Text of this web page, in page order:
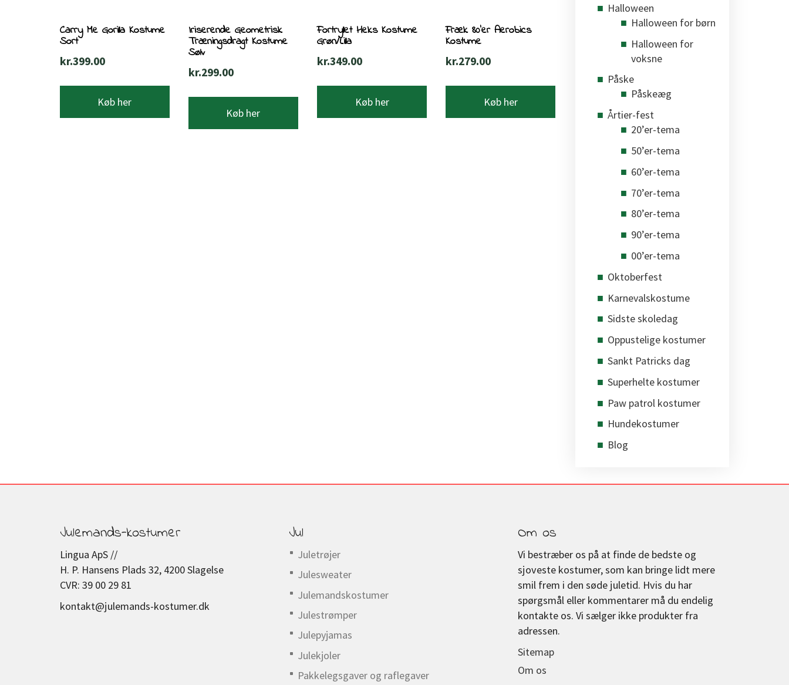
Carry Me Gorilla Kostume
Sort
kr.399.00
Køb her
Iriserende Geometrisk
Træningsdragt Kostume
Sølv
kr.299.00
Køb her
Fortryllet Heks Kostume
Grøn/Lilla
kr.349.00
Køb her
Fræk 80’er Aerobics
Kostume
kr.279.00
Køb her
Halloween
Halloween for børn
Halloween for
voksne
Påske
Påskeæg
Årtier-fest
20’er-tema
50’er-tema
60’er-tema
70’er-tema
80’er-tema
90’er-tema
00’er-tema
Oktoberfest
Karnevalskostume
Sidste skoledag
Oppustelige kostumer
Sankt Patricks dag
Superhelte kostumer
Paw patrol kostumer
Hundekostumer
Blog
Julemands-kostumer
Lingua ApS //
H. P. Hansens Plads 32, 4200 Slagelse
CVR: 39 00 29 81
kontakt@julemands-kostumer.dk
Jul
Juletrøjer
Julesweater
Julemandskostumer
Julestrømper
Julepyjamas
Julekjoler
Pakkelegsgaver og raflegaver
Om os
Vi bestræber os på at finde de bedste og
sjoveste kostumer, som kan bringe lidt mere
smil frem i den søde juletid. Hvis du har
spørgsmål eller kommentarer må du endelig
kontakte os. Vi sælger ikke produkter fra
adressen.
Sitemap
Om os